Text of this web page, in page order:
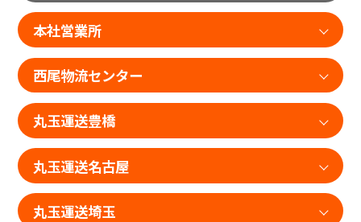
本社営業所
西尾物流センター
丸玉運送豊橋
丸玉運送名古屋
丸玉運送埼玉